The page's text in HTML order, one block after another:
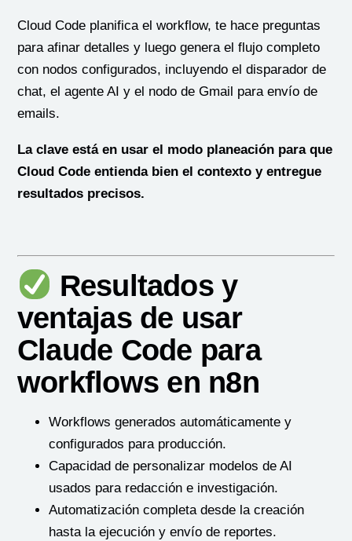
Cloud Code planifica el workflow, te hace preguntas
para afinar detalles y luego genera el flujo completo
con nodos configurados, incluyendo el disparador de
chat, el agente AI y el nodo de Gmail para envío de
emails.
La clave está en usar el modo planeación para que
Cloud Code entienda bien el contexto y entregue
resultados precisos.
Resultados y
ventajas de usar
Claude Code para
workflows en n8n
Workflows generados automáticamente y
configurados para producción.
Capacidad de personalizar modelos de AI
usados para redacción e investigación.
Automatización completa desde la creación
hasta la ejecución y envío de reportes.